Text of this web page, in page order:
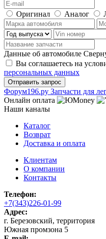
Оригинал Аналог
Данные об автомобиле
Вы соглашаетесь на
персональных данных
Фoрум196.ру Запчасти для
Онлайн оплата
Наши каналы
Каталог
Возврат
Доставка и оплата
Клиентам
О компании
Контакты
Телефон:
+7(343)226-01-99
Адрес:
г. Березовский, территория
Южная промзона 5